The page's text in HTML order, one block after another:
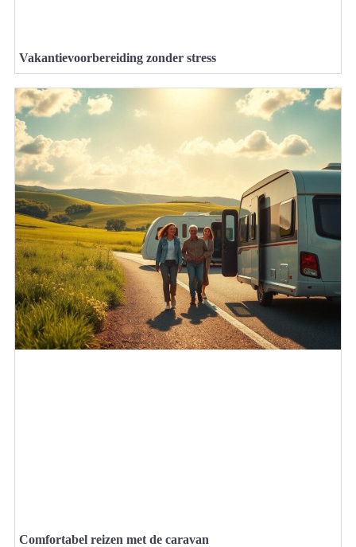
Vakantievoorbereiding zonder stress
Comfortabel reizen met de caravan